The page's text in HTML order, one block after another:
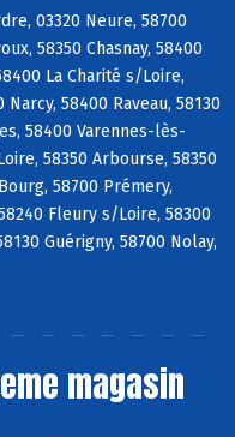
03320 Neure, 58700
58350 Chasnay, 58400
La Charité s/Loire,
58400 Raveau, 58130
58400 Varennes-lès-
58350 Arbourse, 58350
58700 Prémery,
Fleury s/Loire, 58300
Guérigny, 58700 Nolay,
magasin